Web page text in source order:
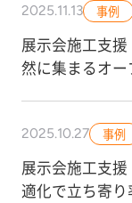
2025.11.13 事例
展示会施工支
然に集まるオ
2025.10.27 事例
展示会施工支
適化で立ち寄り